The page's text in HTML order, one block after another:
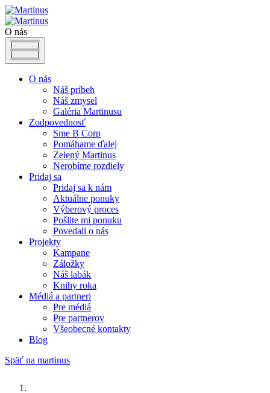
O nás
O nás
Náš príbeh
Náš zmysel
Galéria Martinusu
Zodpovednosť
Sme B Corp
Pomáhame ďalej
Zelený Martinus
Nerobíme rozdiely
Pridaj sa
Pridaj sa k nám
Aktuálne ponuky
Výberový proces
Pošlite mi ponuku
Povedali o nás
Projekty
Kampane
Záložky
Náš labák
Knihy roka
Médiá a partneri
Pre médiá
Pre partnerov
Všeobecné kontakty
Blog
Späť na martinus